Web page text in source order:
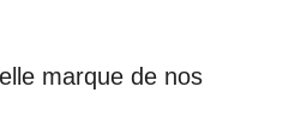
marque de nos